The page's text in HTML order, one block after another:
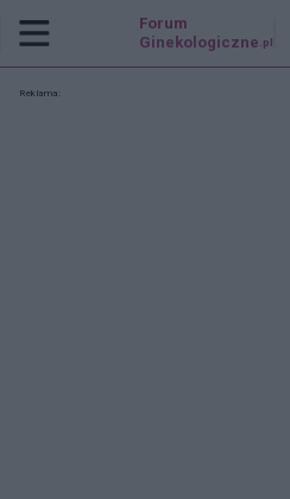
Forum
Ginekologiczne .pl
Reklama: